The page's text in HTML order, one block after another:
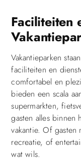
Faciliteiten
Vakantieparken
faciliteiten en
comfortabel en
bieden een scala
supermarkten,
gasten alles
vakantie. Of
recreatie, of
wat wils.